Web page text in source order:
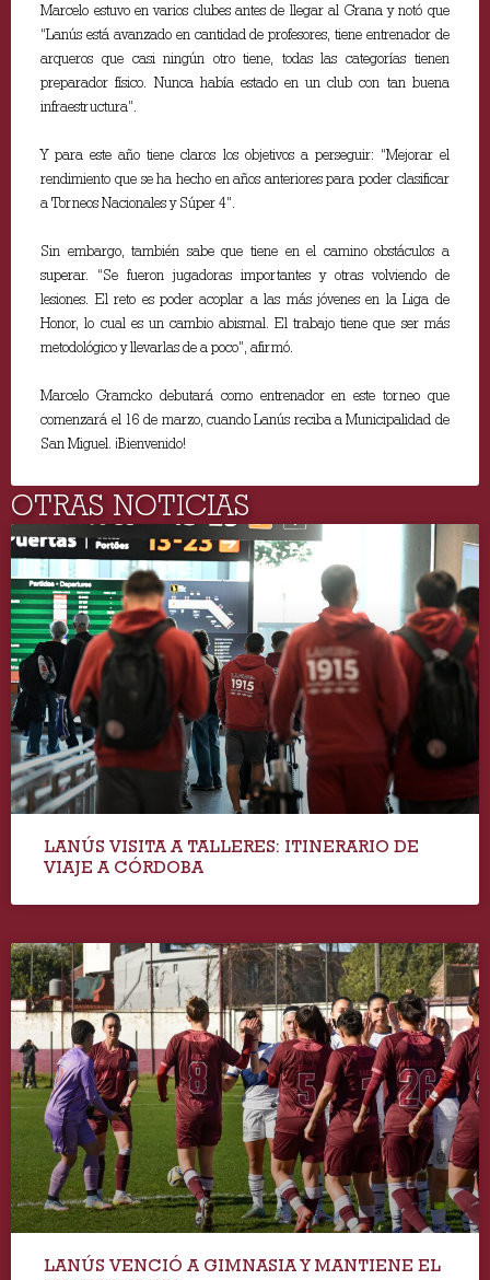
Marcelo estuvo en varios clubes antes de llegar al Grana y notó que
“Lanús está avanzado en cantidad de profesores, tiene entrenador de
arqueros que casi ningún otro tiene, todas las categorías tienen
preparador físico. Nunca había estado en un club con tan buena
infraestructura”.
Y para este año tiene claros los objetivos a perseguir: “Mejorar el
rendimiento que se ha hecho en años anteriores para poder clasificar
a Torneos Nacionales y Súper 4”.
Sin embargo, también sabe que tiene en el camino obstáculos a
superar. “Se fueron jugadoras importantes y otras volviendo de
lesiones. El reto es poder acoplar a las más jóvenes en la Liga de
Honor, lo cual es un cambio abismal. El trabajo tiene que ser más
metodológico y llevarlas de a poco”, afirmó.
Marcelo Gramcko debutará como entrenador en este torneo que
comenzará el 16 de marzo, cuando Lanús reciba a Municipalidad de
San Miguel. ¡Bienvenido!
OTRAS NOTICIAS
LANÚS VISITA A TALLERES: ITINERARIO DE
VIAJE A CÓRDOBA
LANÚS VENCIÓ A GIMNASIA Y MANTIENE EL